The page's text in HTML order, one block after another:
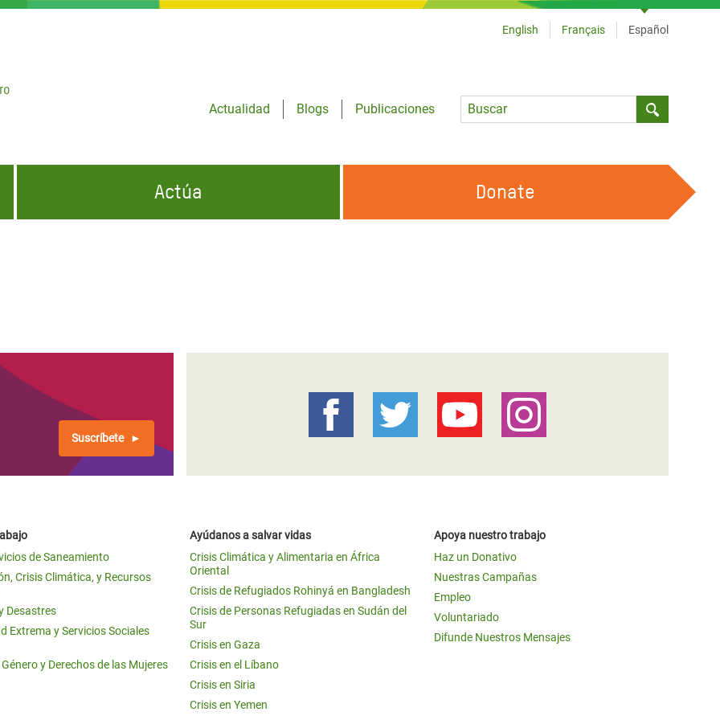
Actualidad
Blogs
Publicaciones
Language
English Français Español
Climática y Alimentaria
Oriental
de Personas Refugiadas
del Sur
Siria
Yemen
Actúa Donate
Suscríbete
de Saneamiento
Crisis Climática, y Recursos
Desastres
Extrema y Servicios Sociales
y Derechos de las Mujeres
Ayúdanos a salvar vidas
Crisis Climática y Alimentaria en África
Oriental
Crisis de Refugiados Rohinyá en Bangladesh
Crisis de Personas Refugiadas en Sudán del
Sur
Crisis en Gaza
Crisis en el Líbano
Crisis en Siria
Crisis en Yemen
Apoya nuestro trabajo
Haz un Donativo
Nuestras Campañas
Empleo
Voluntariado
Difunde Nuestros Mensajes